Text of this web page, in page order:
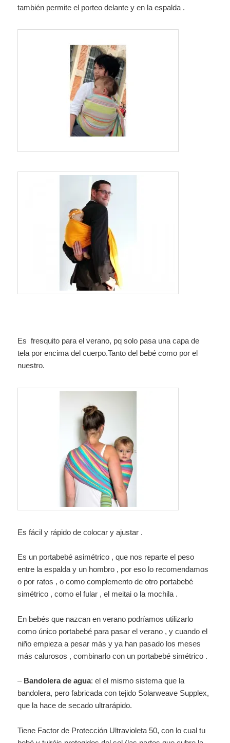
también permite el porteo delante y en la espalda .
Es fresquito para el verano, pq solo pasa una capa de
tela por encima del cuerpo.Tanto del bebé como por el
nuestro.
Es fácil y rápido de colocar y ajustar .
Es un portabebé asimétrico , que nos reparte el peso
entre la espalda y un hombro , por eso lo recomendamos
o por ratos , o como complemento de otro portabebé
simétrico , como el fular , el meitai o la mochila .
En bebés que nazcan en verano podríamos utilizarlo
como único portabebé para pasar el verano , y cuando el
niño empieza a pesar más y ya han pasado los meses
más calurosos , combinarlo con un portabebé simétrico .
–Bandolera de agua: el el mismo sistema que la
bandolera, pero fabricada con tejido Solarweave Supplex,
que la hace de secado ultrarápido.
Tiene Factor de Protección Ultravioleta 50, con lo cual tu